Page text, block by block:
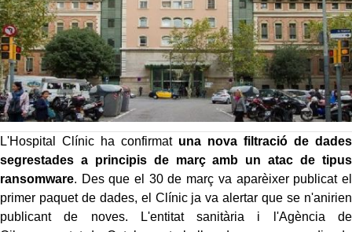
L'Hospital Clínic ha confirmatuna nova filtració de dades
segrestades a principis de març amb un atac de tipus
ransomware. Des que el 30 de març va aparèixer publicat el
primer paquet de dades, el Clínic ja va alertar que se n'anirien
publicant de noves. L'entitat sanitària i l'Agència de